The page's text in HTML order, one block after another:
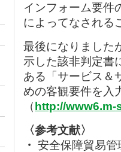
インフォーム要件
によってなされる
最後になりました
示した該非判定書
ある「サービス＆
めの客観要件を入
（http://
〈参考文献〉
・ 安全保障貿易